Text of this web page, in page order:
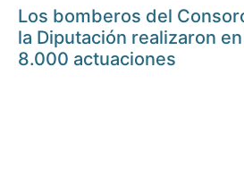
Los bomberos del
la Diputación realizaron
8.000 actuaciones